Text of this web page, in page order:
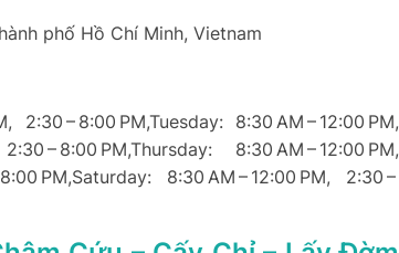
phố Hồ Chí Minh, Vietnam
– 8:00 PM,Tuesday: 8:30 AM – 12:00 PM,
– 8:00 PM,Thursday: 8:30 AM – 12:00 PM,
PM,Saturday: 8:30 AM – 12:00 PM, 2:30 –